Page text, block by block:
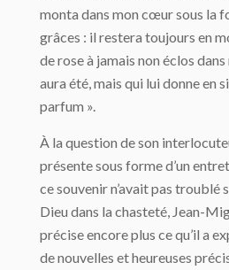
monta dans mon cœur sous la
grâces : il restera toujours en
de rose à jamais non éclos dans
aura été, mais qui lui donne en
parfum ».
À la question de son
présente sous forme d’un
ce souvenir n’avait pas troublé
Dieu dans la chasteté, Jean-
précise encore plus ce qu’il a
de nouvelles et heureuses